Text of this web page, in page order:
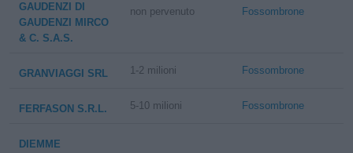
GAUDENZI DI
GAUDENZI MIRCO
& C. S.A.S.
non pervenuto Fossombrone
GRANVIAGGI SRL 1-2 milioni Fossombrone
FERFASON S.R.L. 5-10 milioni Fossombrone
DIEMME